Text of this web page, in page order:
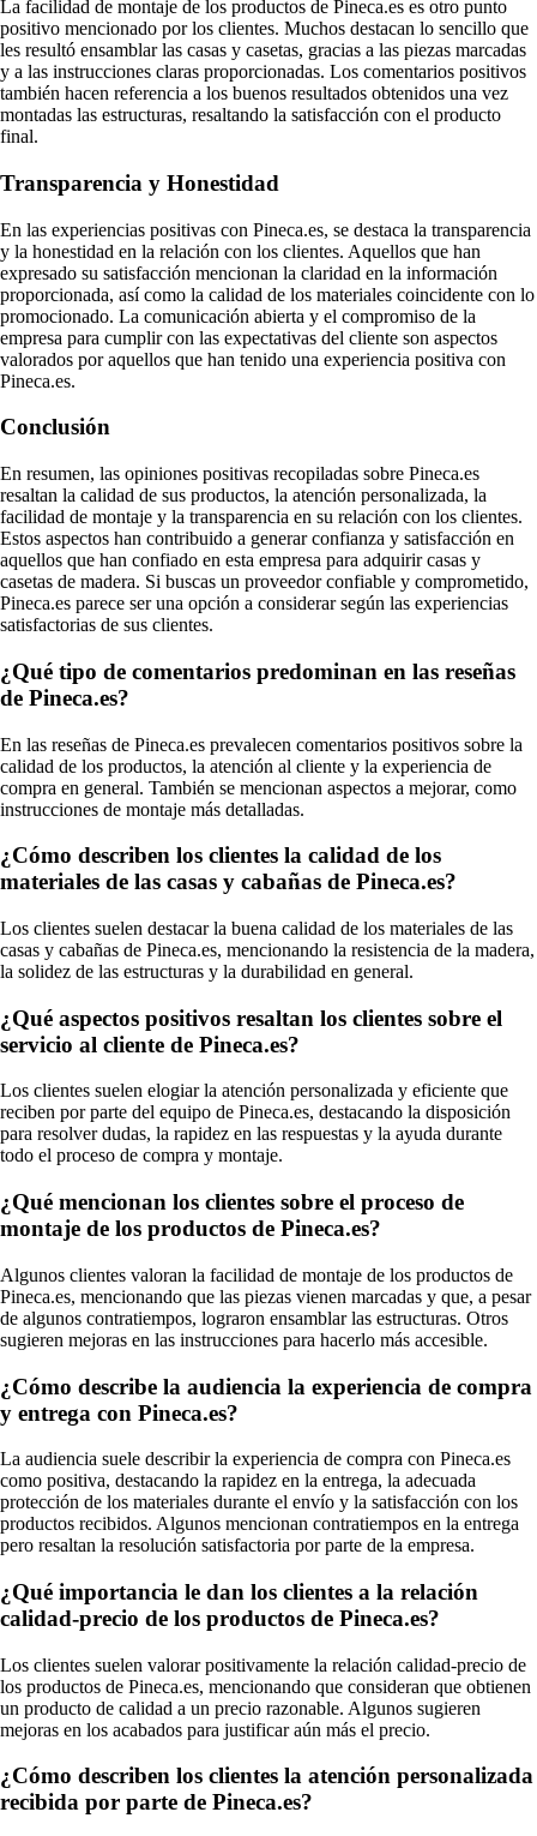
La facilidad de montaje de los productos de Pineca.es es otro punto
positivo mencionado por los clientes. Muchos destacan lo sencillo que
les resultó ensamblar las casas y casetas, gracias a las piezas marcadas
y a las instrucciones claras proporcionadas. Los comentarios positivos
también hacen referencia a los buenos resultados obtenidos una vez
montadas las estructuras, resaltando la satisfacción con el producto
final.
Transparencia y Honestidad
En las experiencias positivas con Pineca.es, se destaca la transparencia
y la honestidad en la relación con los clientes. Aquellos que han
expresado su satisfacción mencionan la claridad en la información
proporcionada, así como la calidad de los materiales coincidente con lo
promocionado. La comunicación abierta y el compromiso de la
empresa para cumplir con las expectativas del cliente son aspectos
valorados por aquellos que han tenido una experiencia positiva con
Pineca.es.
Conclusión
En resumen, las opiniones positivas recopiladas sobre Pineca.es
resaltan la calidad de sus productos, la atención personalizada, la
facilidad de montaje y la transparencia en su relación con los clientes.
Estos aspectos han contribuido a generar confianza y satisfacción en
aquellos que han confiado en esta empresa para adquirir casas y
casetas de madera. Si buscas un proveedor confiable y comprometido,
Pineca.es parece ser una opción a considerar según las experiencias
satisfactorias de sus clientes.
¿Qué tipo de comentarios predominan en las reseñas
de Pineca.es?
En las reseñas de Pineca.es prevalecen comentarios positivos sobre la
calidad de los productos, la atención al cliente y la experiencia de
compra en general. También se mencionan aspectos a mejorar, como
instrucciones de montaje más detalladas.
¿Cómo describen los clientes la calidad de los
materiales de las casas y cabañas de Pineca.es?
Los clientes suelen destacar la buena calidad de los materiales de las
casas y cabañas de Pineca.es, mencionando la resistencia de la madera,
la solidez de las estructuras y la durabilidad en general.
¿Qué aspectos positivos resaltan los clientes sobre el
servicio al cliente de Pineca.es?
Los clientes suelen elogiar la atención personalizada y eficiente que
reciben por parte del equipo de Pineca.es, destacando la disposición
para resolver dudas, la rapidez en las respuestas y la ayuda durante
todo el proceso de compra y montaje.
¿Qué mencionan los clientes sobre el proceso de
montaje de los productos de Pineca.es?
Algunos clientes valoran la facilidad de montaje de los productos de
Pineca.es, mencionando que las piezas vienen marcadas y que, a pesar
de algunos contratiempos, lograron ensamblar las estructuras. Otros
sugieren mejoras en las instrucciones para hacerlo más accesible.
¿Cómo describe la audiencia la experiencia de compra
y entrega con Pineca.es?
La audiencia suele describir la experiencia de compra con Pineca.es
como positiva, destacando la rapidez en la entrega, la adecuada
protección de los materiales durante el envío y la satisfacción con los
productos recibidos. Algunos mencionan contratiempos en la entrega
pero resaltan la resolución satisfactoria por parte de la empresa.
¿Qué importancia le dan los clientes a la relación
calidad-precio de los productos de Pineca.es?
Los clientes suelen valorar positivamente la relación calidad-precio de
los productos de Pineca.es, mencionando que consideran que obtienen
un producto de calidad a un precio razonable. Algunos sugieren
mejoras en los acabados para justificar aún más el precio.
¿Cómo describen los clientes la atención personalizada
recibida por parte de Pineca.es?